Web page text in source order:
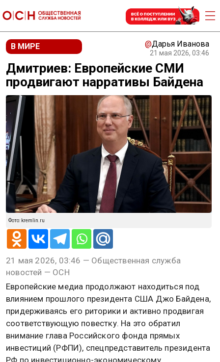
В МИРЕ @Дарья Иванова
21 мая 2026, 03:46
Дмитриев: Европейские СМИ
продвигают нарративы Байдена
Фото: kremlin.ru
21 мая 2026, 03:46 — Общественная служба
новостей — ОСН
Европейские медиа продолжают находиться под
влиянием прошлого президента США Джо Байдена,
придерживаясь его риторики и активно продвигая
соответствующую повестку. На это обратил
внимание глава Российского фонда прямых
инвестиций (РФПИ), спецпредставитель президента
РФ по инвестиционно-экономическому